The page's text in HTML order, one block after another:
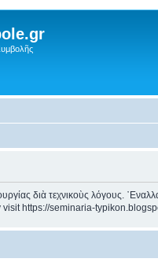
διὰ τεχνικοὺς λόγους.
https://seminaria-